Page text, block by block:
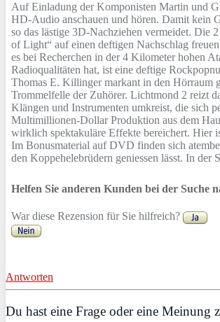
Auf Einladung der Komponisten Martin und
HD-Audio anschauen und hören. Damit kein
so das lästige 3D-Nachziehen vermeidet. Die
of Light“ auf einen deftigen Nachschlag
es bei Recherchen in der 4 Kilometer hohen
Radioqualitäten hat, ist eine deftige
Thomas E. Killinger markant in den Hörraum
Trommelfelle der Zuhörer. Lichtmond 2 reizt
Klängen und Instrumenten umkreist, die sich
Multimillionen-Dollar Produktion aus dem
wirklich spektakuläre Effekte bereichert. Hier
Im Bonusmaterial auf DVD finden sich
den Koppehelebrüdern geniessen lässt. In
Helfen Sie anderen Kunden bei der Suche
War diese Rezension für Sie hilfreich?
Antworten
Du hast eine Frage oder eine Meinung